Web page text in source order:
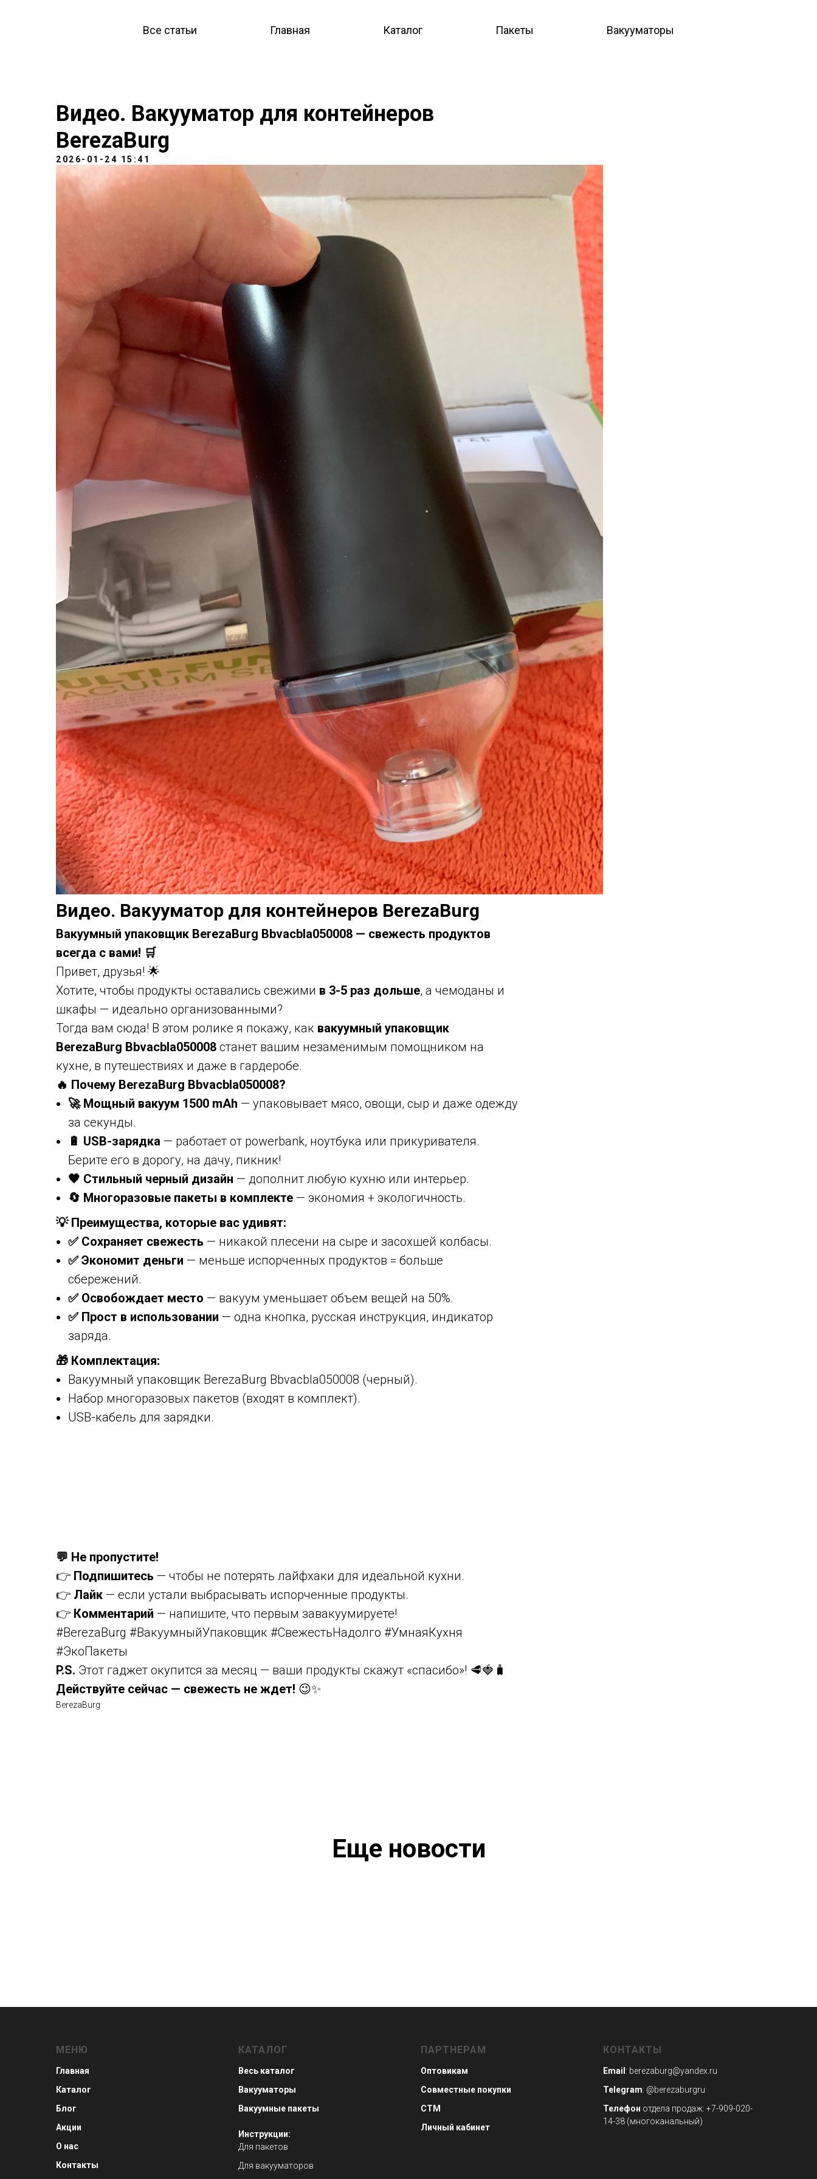
Все статьи Главная Каталог Пакеты Вакууматоры
Видео. Вакууматор для контейнеров
BerezaBurg
2026-01-24 15:41
Видео. Вакууматор для контейнеров BerezaBurg
Вакуумный упаковщик BerezaBurg Bbvacbla050008 — свежесть продуктов
всегда с вами! 🛒
Привет, друзья! 🌟
Хотите, чтобы продукты оставались свежими в 3-5 раз дольше, а чемоданы и
шкафы — идеально организованными?
Тогда вам сюда! В этом ролике я покажу, как вакуумный упаковщик
BerezaBurg Bbvacbla050008 станет вашим незаменимым помощником на
кухне, в путешествиях и даже в гардеробе.
🔥 Почему BerezaBurg Bbvacbla050008?
🚀 Мощный вакуум 1500 mAh — упаковывает мясо, овощи, сыр и даже одежду
за секунды.
🔋 USB-зарядка — работает от powerbank, ноутбука или прикуривателя.
Берите его в дорогу, на дачу, пикник!
🖤 Стильный черный дизайн — дополнит любую кухню или интерьер.
🔄 Многоразовые пакеты в комплекте — экономия + экологичность.
💡 Преимущества, которые вас удивят:
✅ Сохраняет свежесть — никакой плесени на сыре и засохшей колбасы.
✅ Экономит деньги — меньше испорченных продуктов = больше
сбережений.
✅ Освобождает место — вакуум уменьшает объем вещей на 50%.
✅ Прост в использовании — одна кнопка, русская инструкция, индикатор
заряда.
🎁 Комплектация:
Вакуумный упаковщик BerezaBurg Bbvacbla050008 (черный).
Набор многоразовых пакетов (входят в комплект).
USB-кабель для зарядки.
💬 Не пропустите!
👉 Подпишитесь — чтобы не потерять лайфхаки для идеальной кухни.
👉 Лайк — если устали выбрасывать испорченные продукты.
👉 Комментарий — напишите, что первым завакуумируете!
#BerezaBurg #ВакуумныйУпаковщик #СвежестьНадолго #УмнаяКухня
#ЭкоПакеты
P.S. Этот гаджет окупится за месяц — ваши продукты скажут «спасибо»! 🥩🍓🧳
Действуйте сейчас — свежесть не ждет! 😉✨
BerezaBurg
Еще новости
МЕНЮ
Главная
Каталог
Блог
Акции
О нас
Контакты
КАТАЛОГ
Весь каталог
Вакууматоры
Вакуумные пакеты
Инструкции:
Для пакетов
Для вакууматоров
ПАРТНЕРАМ
Оптовикам
Совместные покупки
СТМ
Личный кабинет
КОНТАКТЫ
Email : berezaburg@yandex.ru
Telegram: @berezaburgru
Телефон отдела продаж: +7-909-020-
14-38 (многоканальный)